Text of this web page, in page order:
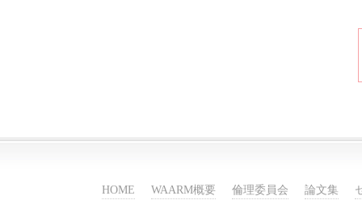
HOME WAARM概要 倫理委員会 論文集